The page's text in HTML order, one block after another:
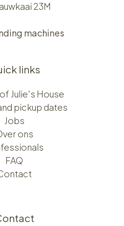
23M
machines
links
Julie's House
pickup dates
Jobs
ons​​
FAQ